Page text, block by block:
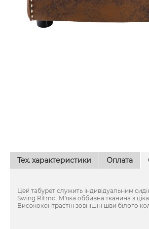
Тех. характеристики Оплата
Цей табурет служить індивідуальним
Swing Ritmo. М'яка оббивна тканина з
Висококонтрастні зовнішні шви білого